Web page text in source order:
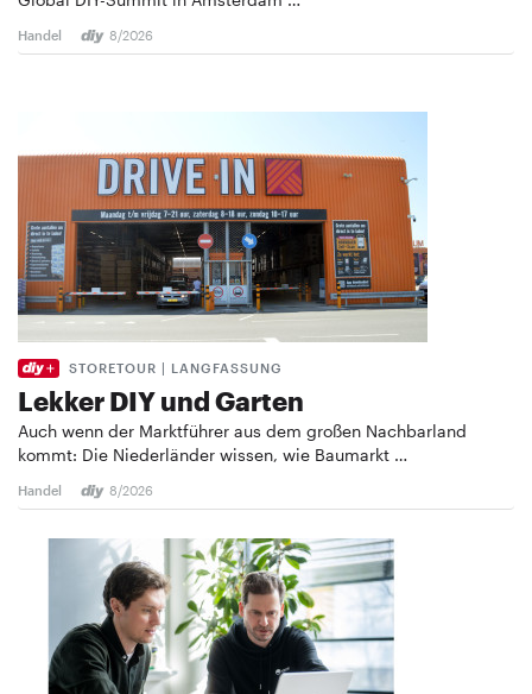
Handel 8/2026
STORETOUR | LANGFASSUNG
Lekker DIY und Garten
Auch wenn der Marktführer aus dem großen Nachbarland
kommt: Die Niederländer wissen, wie Baumarkt …
Handel 8/2026